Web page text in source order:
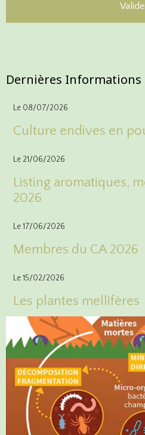
Dernières Informations
Le 08/07/2026
Culture endives en
Le 21/06/2026
Listing aromatiques,
2026
Le 17/06/2026
Membres du CA 2026
Le 15/02/2026
Les plantes mellifères